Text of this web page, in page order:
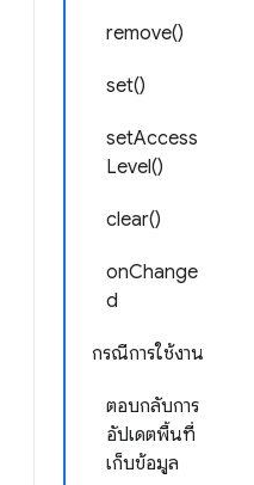
remove()
set()
setAccess
Level()
clear()
onChange
d
กรณีการใช้งาน
ตอบกลับการ
อัปเดตพื้นที่
เก็บข้อมูล